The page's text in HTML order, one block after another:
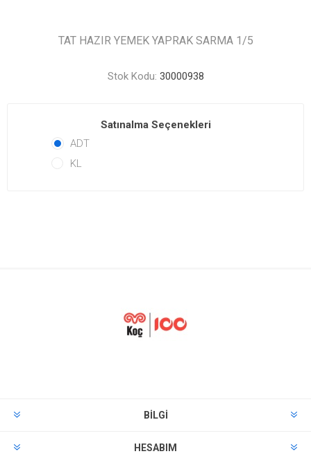
TAT HAZIR YEMEK YAPRAK SARMA 1/5
Stok Kodu: 30000938
Satınalma Seçenekleri
ADT
KL
BILGI
HESABIM